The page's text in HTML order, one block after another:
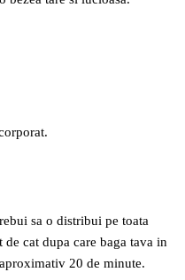
sa o distribui pe toata
cat dupa care baga tava in
20 de minute.